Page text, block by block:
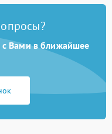
с Вами в ближайшее